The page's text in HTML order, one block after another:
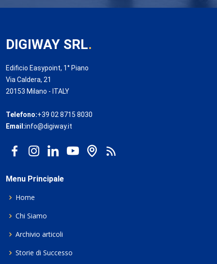
DIGIWAY SRL.
Edificio Easypoint, 1° Piano
Via Caldera, 21
20153 Milano - ITALY
Telefono:+39 02 8715 8030
Email:info@digiway.it
Menu Principale
Home
Chi Siamo
Archivio articoli
Storie di Successo